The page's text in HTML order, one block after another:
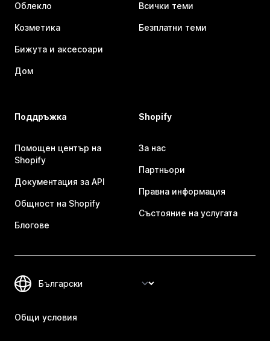
Облекло
Козметика
Бижута и аксесоари
Дом
Всички теми
Безплатни теми
Поддръжка
Помощен център на
Shopify
Документация за API
Общност на Shopify
Блогове
Shopify
За нас
Партньори
Правна информация
Състояние на услугата
Общи условия